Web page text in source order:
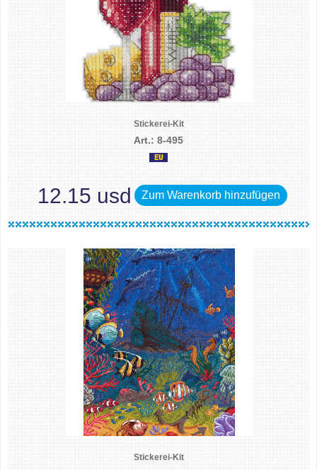
Stickerei-Kit
Art.: 8-495
12.15 usd Zum Warenkorb hinzufügen
Stickerei-Kit